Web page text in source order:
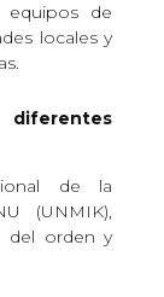
equipos de
locales y
de la
(UNMIK),
del orden y